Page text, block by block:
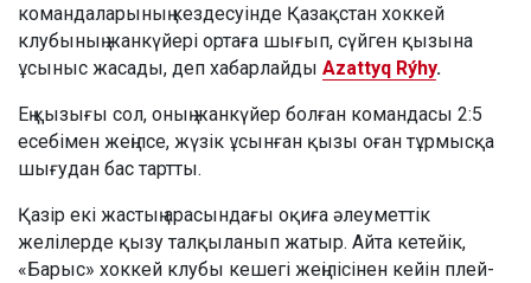
командаларының кездесуінде Қазақстан хоккей
клубының жанкүйері ортаға шығып, сүйген қызына
ұсыныс жасады, деп хабарлайды Azattyq Rýhy.
Ең қызығы сол, оның жанкүйер болған командасы 2:5
есебімен жеңілсе, жүзік ұсынған қызы оған тұрмысқа
шығудан бас тартты.
Қазір екі жастың арасындағы оқиға әлеуметтік
желілерде қызу талқыланып жатыр. Айта кетейік,
«Барыс» хоккей клубы кешегі жеңілісінен кейін плей-